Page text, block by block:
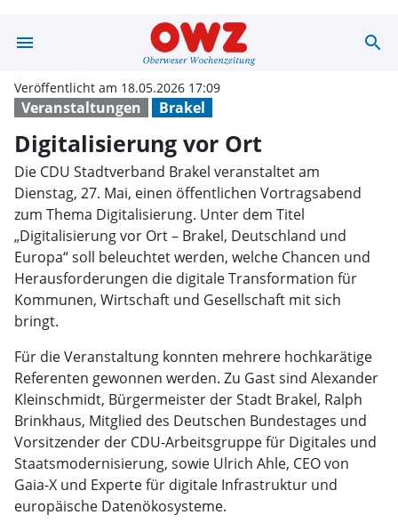
menu Digitalisierungsearch
Veranstaltungen Brakel
Veröffentlicht am 18.05.2026 17:09
Digitalisierung vor Ort
Die CDU Stadtverband Brakel veranstaltet am
Dienstag, 27. Mai, einen öffentlichen Vortragsabend
zum Thema Digitalisierung. Unter dem Titel
„Digitalisierung vor Ort – Brakel, Deutschland und
Europa“ soll beleuchtet werden, welche Chancen und
Herausforderungen die digitale Transformation für
Kommunen, Wirtschaft und Gesellschaft mit sich
bringt.
Für die Veranstaltung konnten mehrere hochkarätige
Referenten gewonnen werden. Zu Gast sind Alexander
Kleinschmidt, Bürgermeister der Stadt Brakel, Ralph
Brinkhaus, Mitglied des Deutschen Bundestages und
Vorsitzender der CDU-Arbeitsgruppe für Digitales und
Staatsmodernisierung, sowie Ulrich Ahle, CEO von
Gaia-X und Experte für digitale Infrastruktur und
europäische Datenökosysteme.